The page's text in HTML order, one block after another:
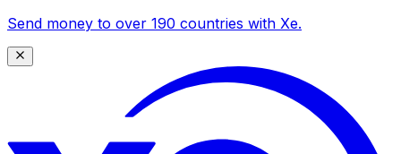
Send money to over 190 countries with Xe.